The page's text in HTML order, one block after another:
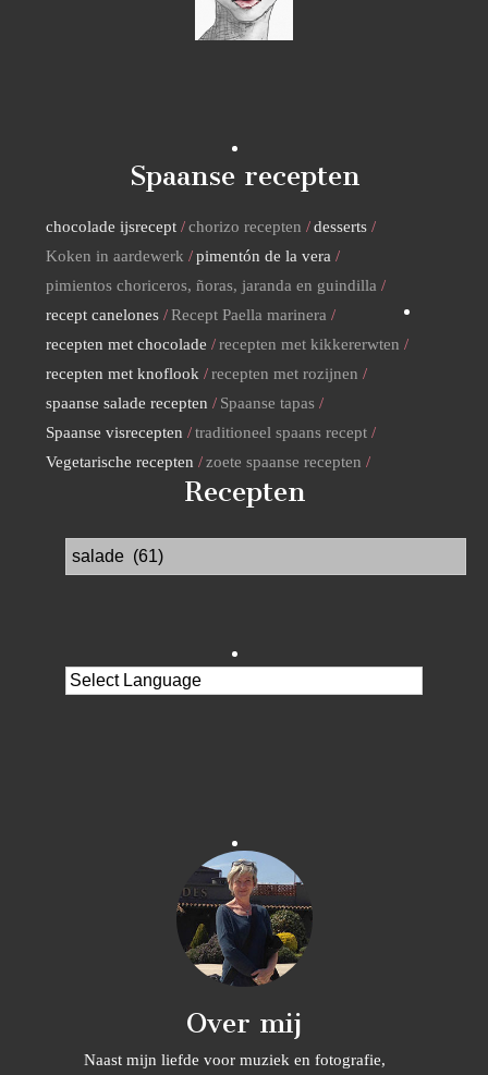
Spaanse recepten
chocolade ijsrecept chorizo recepten
desserts
Koken in aardewerk
pimentón de la vera
pimientos choriceros, ñoras, jaranda en guindilla
recept canelones
Recept Paella marinera
recepten met chocolade
recepten met kikkererwten
recepten met knoflook
recepten met rozijnen
spaanse salade recepten
Spaanse tapas
Spaanse visrecepten
traditioneel spaans recept
Vegetarische recepten
zoete spaanse recepten
Recepten
Over mij
Naast mijn liefde voor muziek en fotografie,